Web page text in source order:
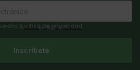
Política de privacidad.
Inscríbete